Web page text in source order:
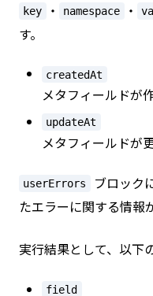
key ・ namespace ・
す。
createdAt
メタフィールドが
updateAt
メタフィールドが
userErrors
ブロック
たエラーに関する情報
実行結果として、以下
field